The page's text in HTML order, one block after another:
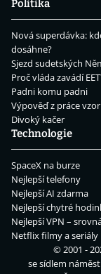
Politika
Nová superdávka:
dosáhne?
Sjezd sudetských
Proč vláda zavádí
Padni komu padni
Výpověď z práce vzor
Divoký kačer
Technologie
SpaceX na burze
Nejlepší telefony
Nejlepší AI zdarma
Nejlepší chytré
Nejlepší VPN –
Netflix filmy a seriály
© 2001 -
se sídlem